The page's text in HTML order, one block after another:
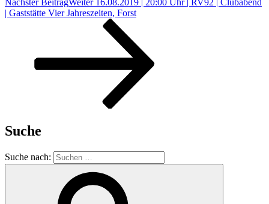
Nächster BeitragWeiter
16.08.2019 | 20:00 Uhr | RV92 | Clubabend
| Gaststätte Vier Jahreszeiten, Forst
Suche
Suche nach: